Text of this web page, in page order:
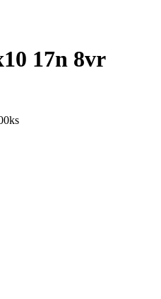
17n 8vr